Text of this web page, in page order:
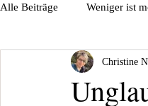
Alle Beiträge Weniger ist
Christine